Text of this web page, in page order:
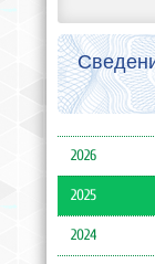
2026
2025
2024